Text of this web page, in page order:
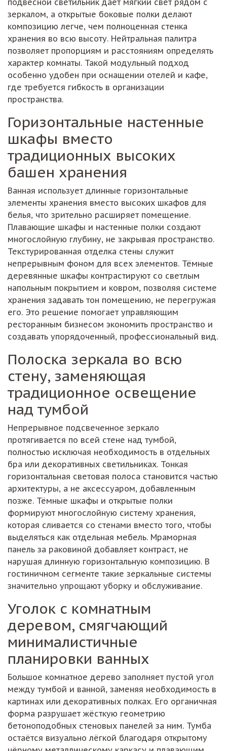
подвесной светильник даёт мягкий свет рядом с
зеркалом, а открытые боковые полки делают
композицию легче, чем полноценная стенка
хранения во всю высоту. Нейтральная палитра
позволяет пропорциям и расстояниям определять
характер комнаты. Такой модульный подход
особенно удобен при оснащении отелей и кафе,
где требуется гибкость в организации
пространства.
Горизонтальные настенные
шкафы вместо
традиционных высоких
башен хранения
Ванная использует длинные горизонтальные
элементы хранения вместо высоких шкафов для
белья, что зрительно расширяет помещение.
Плавающие шкафы и настенные полки создают
многослойную глубину, не закрывая пространство.
Текстурированная отделка стены служит
непрерывным фоном для всех элементов. Тёмные
деревянные шкафы контрастируют со светлым
напольным покрытием и ковром, позволяя системе
хранения задавать тон помещению, не перегружая
его. Это решение помогает управляющим
ресторанным бизнесом экономить пространство и
создавать упорядоченный, профессиональный вид.
Полоска зеркала во всю
стену, заменяющая
традиционное освещение
над тумбой
Непрерывное подсвеченное зеркало
протягивается по всей стене над тумбой,
полностью исключая необходимость в отдельных
бра или декоративных светильниках. Тонкая
горизонтальная световая полоса становится частью
архитектуры, а не аксессуаром, добавленным
позже. Тёмные шкафы и открытые полки
формируют многослойную систему хранения,
которая сливается со стенами вместо того, чтобы
выделяться как отдельная мебель. Мраморная
панель за раковиной добавляет контраст, не
нарушая длинную горизонтальную композицию. В
гостиничном сегменте такие зеркальные системы
значительно упрощают уборку и обслуживание.
Уголок с комнатным
деревом, смягчающий
минималистичные
планировки ванных
Большое комнатное дерево заполняет пустой угол
между тумбой и ванной, заменяя необходимость в
картинах или декоративных полках. Его органичная
форма разрушает жёсткую геометрию
бетоноподобных стеновых панелей за ним. Тумба
остаётся визуально лёгкой благодаря открытому